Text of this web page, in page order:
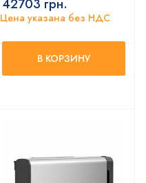
42703 грн.
Цена указана без НДС
В КОРЗИНУ